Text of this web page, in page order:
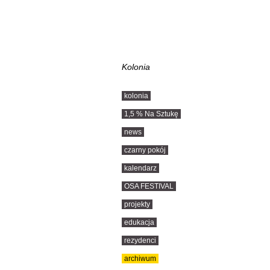
Kolonia
kolonia
1,5 % Na Sztukę
news
czarny pokój
kalendarz
OSA FESTIVAL
projekty
edukacja
rezydenci
archiwum